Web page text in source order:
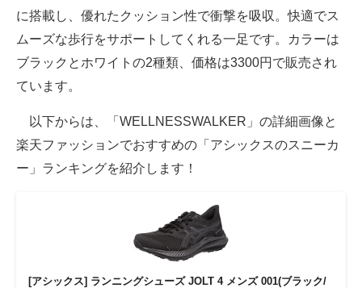
に搭載し、優れたクッション性で衝撃を吸収。快適でス
ムーズな歩行をサポートしてくれる一足です。カラーは
ブラックとホワイトの2種類、価格は3300円で販売され
ています。
以下からは、「WELLNESSWALKER」の詳細画像と
楽天ファッションでおすすめの「アシックスのスニーカ
ー」ランキングを紹介します！
[アシックス] ランニングシューズ JOLT 4 メンズ 001(ブラック/